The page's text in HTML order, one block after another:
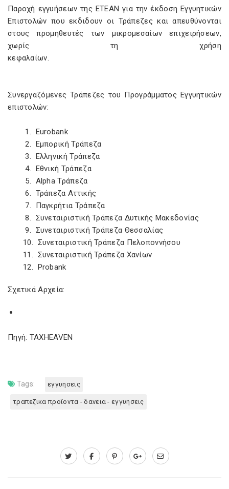
Παροχή εγγυήσεων της ΕΤΕΑΝ για την έκδοση Εγγυητικών
Επιστολών που εκδιδουν οι Τράπεζες και απευθύνονται
στους προμηθευτές των μικρομεσαίων επιχειρήσεων,
χωρίς τη χρήση
Συνεργαζόμενες Τράπεζες του Προγράμματος Εγγυητικών
επιστολών:
1. Eurobank
2. Εμπορική Τράπεζα
3. Ελληνική Τράπεζα
4. Εθνική Τράπεζα
5. Alpha Τράπεζα
6. Τράπεζα Αττικής
7. Παγκρήτια Τράπεζα
8. Συνεταιριστική Τράπεζα Δυτικής Μακεδονίας
9. Συνεταιριστική Τράπεζα Θεσσαλίας
10. Συνεταιριστική Τράπεζα Πελοποννήσου
11. Συνεταιριστική Τράπεζα Χανίων
12. Probank
Σχετικά Αρχεία:
Πηγή: TAXHEAVEN
Tags: εγγυησεις
τραπεζικα προϊοντα - δανεια - εγγυησεις